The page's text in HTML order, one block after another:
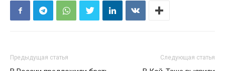
Предыдущая статья Следующая статья